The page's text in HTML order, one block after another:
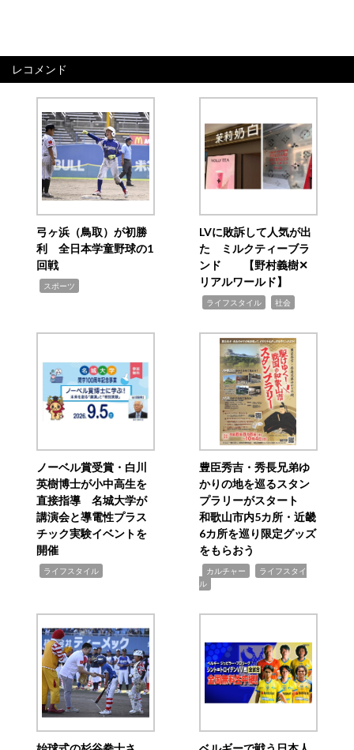
レコメンド
弓ヶ浜（鳥取）が初勝
利 全日本学童野球の1
回戦
スポーツ
LVに敗訴して人気が出
た ミルクティーブラ
ンド 【野村義樹✕
リアルワールド】
ライフスタイル 社会
ノーベル賞受賞・白川
英樹博士が小中高生を
直接指導 名城大学が
講演会と導電性プラス
チック実験イベントを
開催
ライフスタイル
豊臣秀吉・秀長兄弟ゆ
かりの地を巡るスタン
プラリーがスタート
和歌山市内5カ所・近畿
6カ所を巡り限定グッズ
をもらおう
カルチャー
ライフスタイ
ル